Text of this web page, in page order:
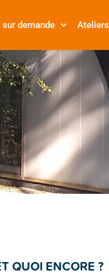
demande Ateliers
QUOI ENCORE ?